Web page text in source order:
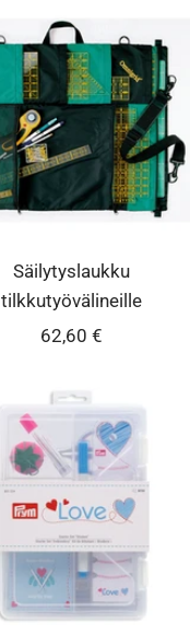
Säilytyslaukku
tilkkutyövälineille
Alennushinta
62,60 €